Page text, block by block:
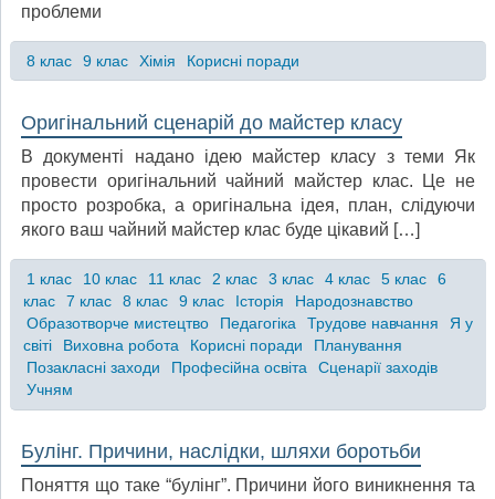
проблеми
8 клас 9 клас Хімія Корисні поради
Оригінальний сценарій до майстер класу
В документі надано ідею майстер класу з теми Як
провести оригінальний чайний майстер клас. Це не
просто розробка, а оригінальна ідея, план, слідуючи
якого ваш чайний майстер клас буде цікавий […]
1 клас 10 клас 11 клас 2 клас 3 клас 4 клас 5 клас
6
клас
7 клас 8 клас 9 клас Історія
Народознавство
Образотворче мистецтво
Педагогіка Трудове навчання
Я у
світі
Виховна робота Корисні поради
Планування
Позакласні заходи
Професійна освіта
Сценарії заходів
Учням
Булінг. Причини, наслідки, шляхи боротьби
Поняття що таке “булінг”. Причини його виникнення та